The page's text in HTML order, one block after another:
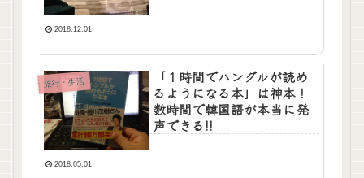
2018.12.01
旅行・生活
「１時間でハングルが読め
るようになる本」は神本！
数時間で韓国語が本当に発
声できる!!
2018.05.01